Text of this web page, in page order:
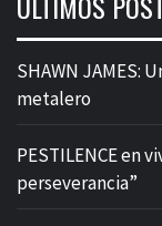
SHAWN JAMES:
metalero
PESTILENCE en
perseverancia”